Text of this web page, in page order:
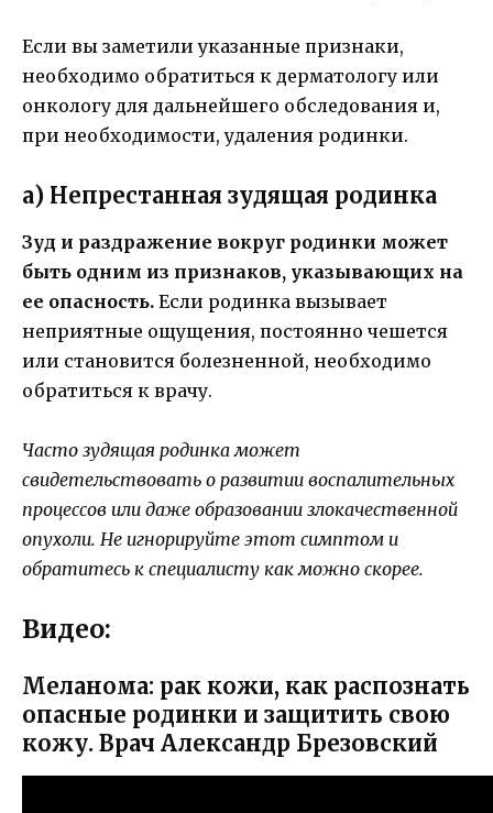
Если вы заметили указанные признаки,
необходимо обратиться к дерматологу или
онкологу для дальнейшего обследования и,
при необходимости, удаления родинки.
а) Непрестанная зудящая родинка
Зуд и раздражение вокруг родинки может
быть одним из признаков, указывающих на
ее опасность. Если родинка вызывает
неприятные ощущения, постоянно чешется
или становится болезненной, необходимо
обратиться к врачу.
Часто зудящая родинка может
свидетельствовать о развитии воспалительных
процессов или даже образовании злокачественной
опухоли. Не игнорируйте этот симптом и
обратитесь к специалисту как можно скорее.
Видео:
Меланома: рак кожи, как распознать
опасные родинки и защитить свою
кожу. Врач Александр Брезовский